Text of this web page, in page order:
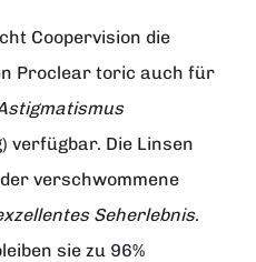
Coopervision die
Proclear toric auch für
verfügbar. Die Linsen
verschwommene
Seherlebnis.
sie zu 96%